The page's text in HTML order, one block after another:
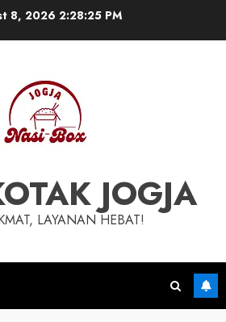
8, 2026 2:28:25 PM
JOGJA
LAYANAN HEBAT!